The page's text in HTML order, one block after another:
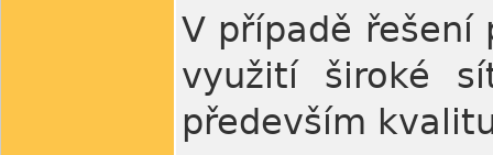
V případě řešení
využití široké
především